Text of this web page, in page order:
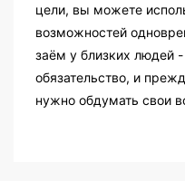
цели, вы можете
возможностей
заём у близких людей
обязательство, и
нужно обдумать свои